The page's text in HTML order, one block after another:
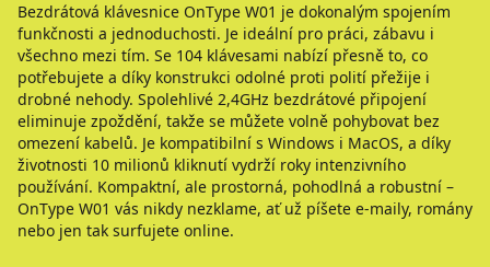
Bezdrátová klávesnice OnType W01 je dokonalým spojením
funkčnosti a jednoduchosti. Je ideální pro práci, zábavu i
všechno mezi tím. Se 104 klávesami nabízí přesně to, co
potřebujete a díky konstrukci odolné proti polití přežije i
drobné nehody. Spolehlivé 2,4GHz bezdrátové připojení
eliminuje zpoždění, takže se můžete volně pohybovat bez
omezení kabelů. Je kompatibilní s Windows i MacOS, a díky
životnosti 10 milionů kliknutí vydrží roky intenzivního
používání. Kompaktní, ale prostorná, pohodlná a robustní –
OnType W01 vás nikdy nezklame, ať už píšete e-maily, romány
nebo jen tak surfujete online.